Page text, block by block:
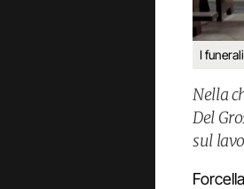
I
Nella
Del
sul